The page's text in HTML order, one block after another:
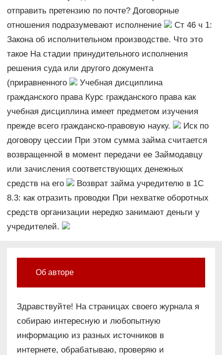
отправить претензию по почте? Договорные
отношения подразумевают исполнение
Ст 46 ч 1:
Закона об исполнительном производстве. Что это
такое На стадии принудительного исполнения
решения суда или другого документа
(приравненного
Учебная дисциплина
гражданского права Курс гражданского права как
учебная дисциплина имеет предметом изучения
прежде всего гражданско-правовую науку.
Иск по
договору цессии При этом сумма займа считается
возвращенной в момент передачи ее Займодавцу
или зачисления соответствующих денежных
средств на его
Возврат займа учредителю в 1С
8.3: как отразить проводки При нехватке оборотных
средств организации нередко занимают деньги у
учредителей.
Об авторе
Здравствуйте! На страницах своего журнала я
собираю интересную и любопытную
информацию из разных источников в
интернете, обрабатываю, проверяю и